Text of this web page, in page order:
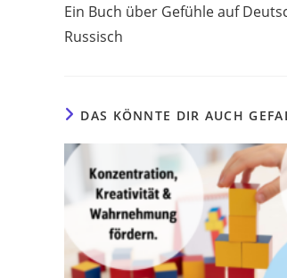
ansehen
Ein Buch über Gefühle auf
Russisch
DAS KÖNNTE DIR AUCH